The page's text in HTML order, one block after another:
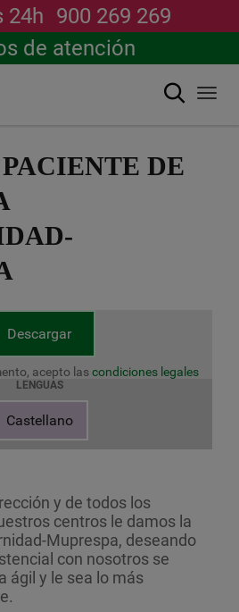
24h 900 269 269
de atención
Buscar
DE
Descargar
acepto lascondiciones legales
LENGUAS
Castellano
y de todos los
centros le damos la
Muprespa, deseando
con nosotros se
ágil y le sea lo más